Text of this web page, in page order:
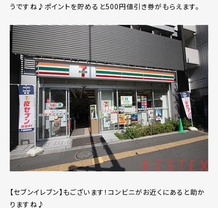
うですね♪ポイントを貯めると500円値引き券がもらえます。
【セブンイレブン】もございます！コンビニがお近くにあると助か
りますね♪